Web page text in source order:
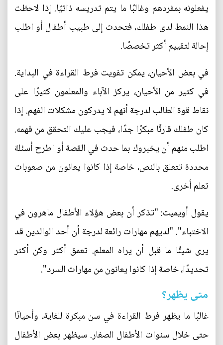
يفعلونه بمفردهم وغالبًا ما يتم تدريسه ذاتيًا. إذا لاحظت
هذا النمط لدى طفلك، فتحدث إلى طبيب أطفال أو اطلب
إحالة لتقييم أكثر تخصصًا.
في بعض الأحيان، يمكن تفويت فرط القراءة في البداية.
في كثير من الأحيان، يركز الآباء والمعلمون كثيرًا على
نقاط قوة الطالب لدرجة أنهم لا يدركون مشكلات الفهم. إذا
كان طفلك قارئًا مبكرًا جدًا، فيجب عليك التحقق من فهمه.
اطلب منهم أن يخبروك بما حدث في القصة أو اطرح أسئلة
محددة تتعلق بالنص، خاصة إذا كانوا يعانون من صعوبات
تعلم أخرى.
يقول أويميت: "تذكر أن بعض هؤلاء الأطفال ماهرون في
الاختباء". "لديهم مهارات رائعة لدرجة أن أحد الوالدين قد
يرى شيئًا ما قبل أن يراه المعلم. تعمق أكثر وكن أكثر
تحديدًا، خاصة إذا كانوا يعانون من مهارات السرد".
متى يظهر؟
غالبًا ما يظهر فرط القراءة في سن مبكرة للغاية، وأحيانًا
حتى خلال سنوات الأطفال الصغار. سيظهر بعض الأطفال